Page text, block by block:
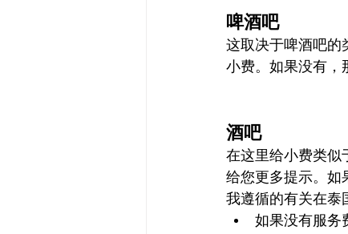
啤酒吧
这取决于啤酒吧的
小费。如果没有，
酒吧
在这里给小费类似
给您更多提示。如
我遵循的有关在泰
如果没有服务